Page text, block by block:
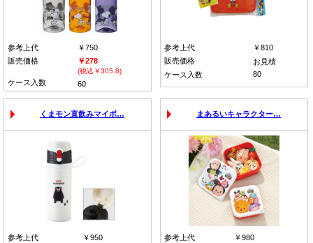
参考上代
￥750
販売価格
￥278
(税込￥305.8)
ケース入数 60
参考上代
￥810
販売価格
お見積
ケース入数
80
くまモン直飲みマイボ…
参考上代
￥950
まあるいキャラクター…
参考上代
￥980